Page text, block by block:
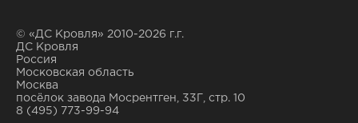
© «ДС Кровля» 2010-2026 г.г.
ДС Кровля
Россия
Московская область
Москва
посёлок завода Мосрентген, 33Г, стр. 10
8 (495) 773-99-94